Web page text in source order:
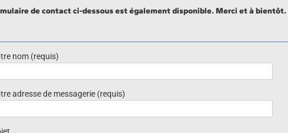
Une demande de prix ou une question ?
Nous répondrons avec plaisir à vos questions par mail
de contact ci-dessous est également disponible. Merci et à bientôt.
nom (requis)
adresse de messagerie (requis)